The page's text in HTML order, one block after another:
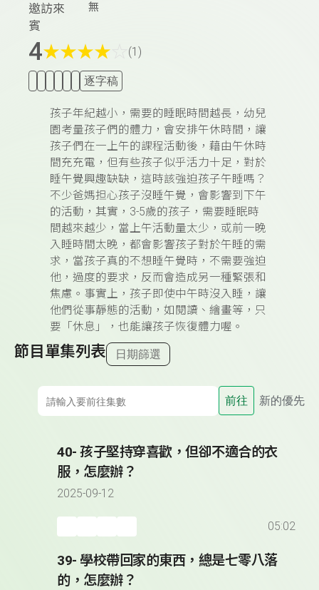
邀訪來
賓
無
4★★★★ (1)
逐字稿
孩子年紀越小，需要的睡眠時間越長，幼兒
園考量孩子們的體力，會安排午休時間，讓
孩子們在一上午的課程活動後，藉由午休時
間充充電，但有些孩子似乎活力十足，對於
睡午覺興趣缺缺，這時該強迫孩子午睡嗎？
不少爸媽担心孩子沒睡午覺，會影響到下午
的活動，其實，3-5歲的孩子，需要睡眠時
間越來越少，當上午活動量太少，或前一晚
入睡時間太晚，都會影響孩子對於午睡的需
求，當孩子真的不想睡午覺時，不需要強迫
他，過度的要求，反而會造成另一種緊張和
焦慮。事實上，孩子即使中午時沒入睡，讓
他們從事靜態的活動，如閱讀、繪畫等，只
要「休息」，也能讓孩子恢復體力喔。
節目單集列表 日期篩選
前往 新的優先
40- 孩子堅持穿喜歡，但卻不適合的衣
服，怎麼辦？
2025-09-12
05:02
39- 學校帶回家的東西，總是七零八落
的，怎麼辦？